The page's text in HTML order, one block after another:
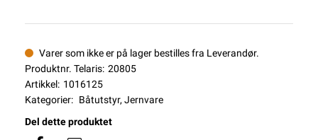
Varer som ikke er på lager bestilles fra Leverandør.
Produktnr. Telaris: 20805
Artikkel: 1016125
Kategorier: Båtutstyr, Jernvare
Del dette produktet